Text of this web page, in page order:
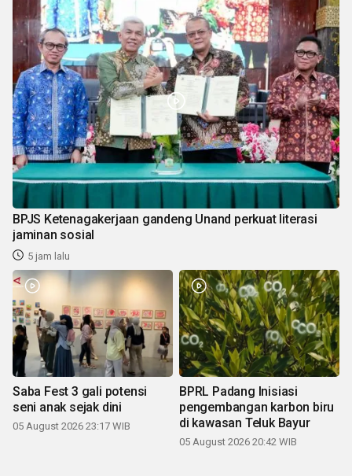
BPJS Ketenagakerjaan gandeng Unand perkuat literasi
jaminan sosial
5 jam lalu
Saba Fest 3 gali potensi
seni anak sejak dini
05 August 2026 23:17 WIB
BPRL Padang Inisiasi
pengembangan karbon biru
di kawasan Teluk Bayur
05 August 2026 20:42 WIB